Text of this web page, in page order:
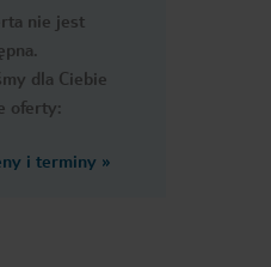
nie jest
dla Ciebie
oferty:
i terminy »